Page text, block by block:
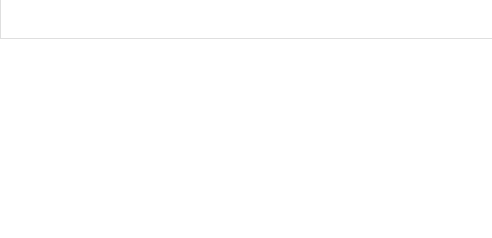
खरीदना एक स्मार्ट निवेश क्यों है
(2026